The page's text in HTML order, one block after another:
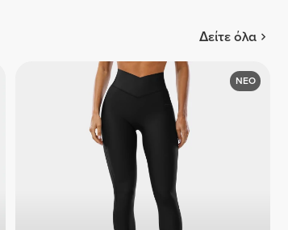
Δείτε όλα
ΝΕΟ